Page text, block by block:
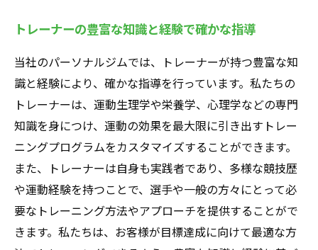
トレーナーの豊富な知識と経験で確かな指導
当社のパーソナルジムでは、トレーナーが持つ豊富な知
識と経験により、確かな指導を行っています。私たちの
トレーナーは、運動生理学や栄養学、心理学などの専門
知識を身につけ、運動の効果を最大限に引き出すトレー
ニングプログラムをカスタマイズすることができます。
また、トレーナーは自身も実践者であり、多様な競技歴
や運動経験を持つことで、選手や一般の方々にとって必
要なトレーニング方法やアプローチを提供することがで
きます。私たちは、お客様が目標達成に向けて最適な方